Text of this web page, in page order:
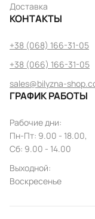
Доставка
КОНТАКТЫ
+38 (068) 166-31-05
+38 (066) 166-31-05
sales@bilyzna-
ГРАФИК РАБОТЫ
Рабочие дни:
Пн-Пт: 9.00 - 18.00,
Сб: 9.00 - 14.00
Выходной:
Воскресенье